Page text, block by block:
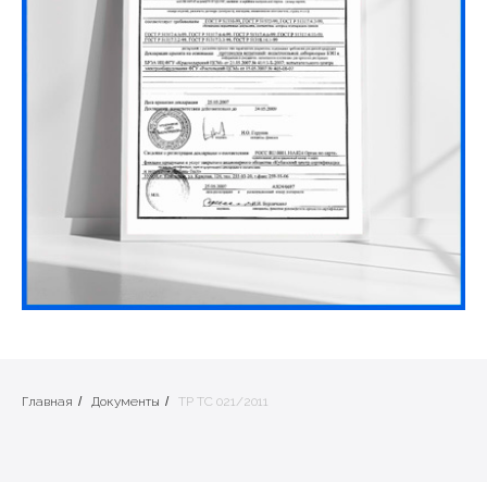
Главная / Документы / ТР ТС 021/2011